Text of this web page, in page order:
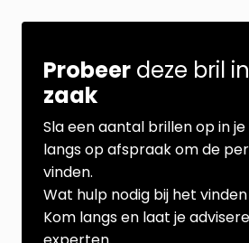
Probeer deze bril in
zaak
Sla een aantal brillen op in
langs op afspraak om de
vinden.
Wat hulp nodig bij het
Kom langs en laat je